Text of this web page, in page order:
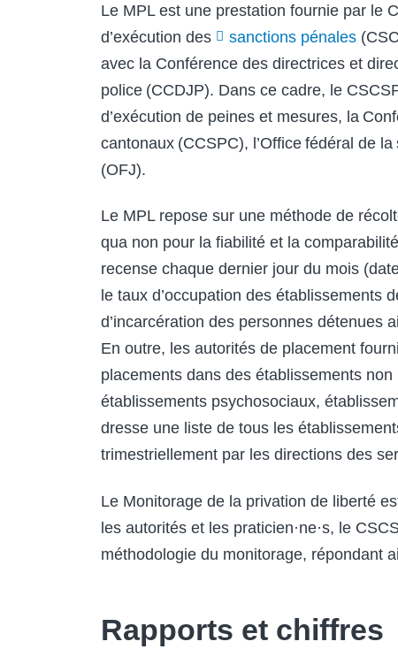
Le MPL est une prestation fournie par le
d’exécution des
sanctions pénales
avec la Conférence des directrices et
police (CCDJP). Dans ce cadre, le
d’exécution de peines et mesures, la
cantonaux (CCSPC), l’Office fédéral de
(OFJ).
Le MPL repose sur une méthode de
qua non pour la fiabilité et la
recense chaque dernier jour du mois
le taux d’occupation des établissements
d’incarcération des personnes détenues
En outre, les autorités de placement
placements dans des établissements
établissements psychosociaux,
dresse une liste de tous les
trimestriellement par les directions des
Le Monitorage de la privation de liberté
les autorités et les praticien·ne·s, le
méthodologie du monitorage, répondant
Rapports et chiffres